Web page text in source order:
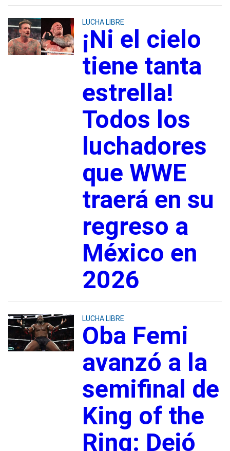
LUCHA LIBRE
¡Ni el cielo
tiene tanta
estrella!
Todos los
luchadores
que WWE
traerá en su
regreso a
México en
2026
LUCHA LIBRE
Oba Femi
avanzó a la
semifinal de
King of the
Ring: Dejó